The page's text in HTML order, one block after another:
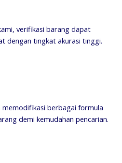
verifikasi barang dapat
dengan tingkat akurasi tinggi.
berbagai formula
demi kemudahan pencarian.